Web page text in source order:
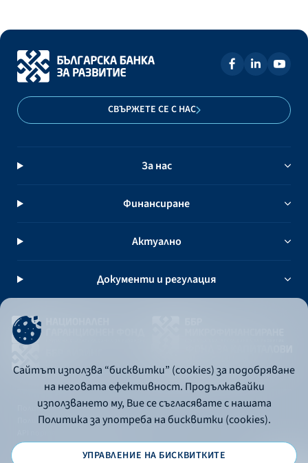
СВЪРЖЕТЕ СЕ С НАС
За нас
Финансиране
Актуално
Документи и регулация
Политика за употреба на бисквитки
Политика за поверителност
Сайтът използва “бисквитки” (cookies) за подобряване
на неговата ефективност. Продължавайки
използването му, Вие се съгласявате с нашата
Политика за употреба на бисквитки (cookies).
УПРАВЛЕНИЕ НА БИСКВИТКИТЕ